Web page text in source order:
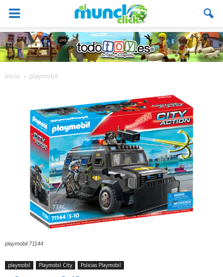
Inicio playmobil
playmobil 71144
playmobil Playmobil City Policias Playmobil